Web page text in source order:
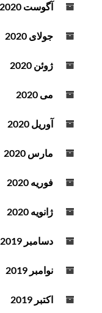
آگوست 2020
جولای 2020
ژوئن 2020
می 2020
آوریل 2020
مارس 2020
فوریه 2020
ژانویه 2020
دسامبر 2019
نوامبر 2019
اکتبر 2019